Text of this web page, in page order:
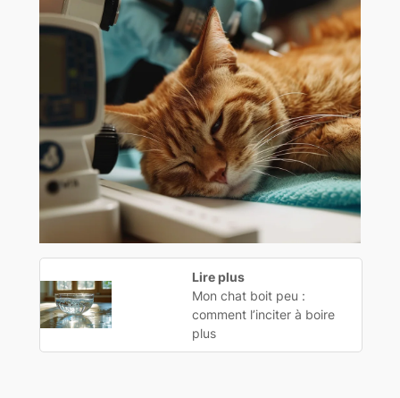
Lire plus
Mon chat boit peu :
comment l’inciter à boire
plus